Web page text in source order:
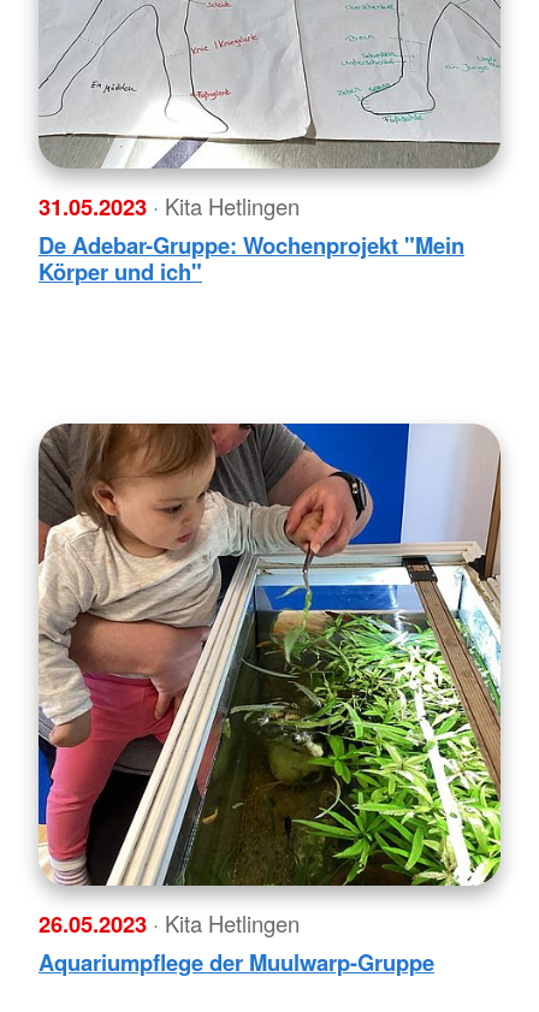
31.05.2023 · Kita Hetlingen
De Adebar-Gruppe: Wochenprojekt "Mein
Körper und ich"
26.05.2023 · Kita Hetlingen
Aquariumpflege der Muulwarp-Gruppe